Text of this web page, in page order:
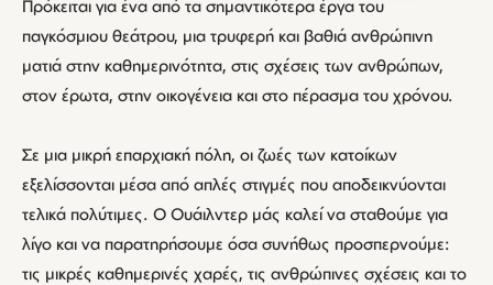
Πρόκειται για ένα από τα σημαντικότερα έργα του
παγκόσμιου θεάτρου, μια τρυφερή και βαθιά ανθρώπινη
ματιά στην καθημερινότητα, στις σχέσεις των ανθρώπων,
στον έρωτα, στην οικογένεια και στο πέρασμα του χρόνου.
Σε μια μικρή επαρχιακή πόλη, οι ζωές των κατοίκων
εξελίσσονται μέσα από απλές στιγμές που αποδεικνύονται
τελικά πολύτιμες. Ο Ουάιλντερ μάς καλεί να σταθούμε για
λίγο και να παρατηρήσουμε όσα συνήθως προσπερνούμε:
τις μικρές καθημερινές χαρές, τις ανθρώπινες σχέσεις και το